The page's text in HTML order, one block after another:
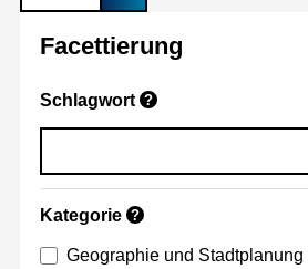
Facettierung
Schlagwort ?
Kategorie ?
Geographie und Stadtplanung